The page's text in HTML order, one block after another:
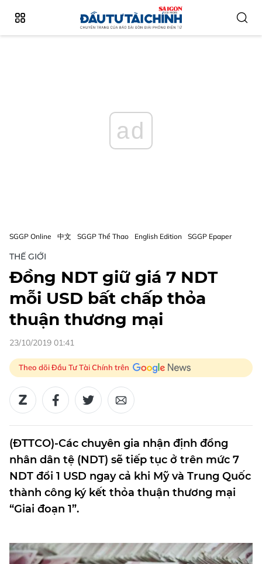
ad
SGGP Online 中文 SGGP Thể Thao English Edition SGGP Epaper
THẾ GIỚI
Đồng NDT giữ giá 7 NDT
mỗi USD bất chấp thỏa
thuận thương mại
23/10/2019 01:41
Theo dõi Đầu Tư Tài Chính trên
(ĐTTCO)-Các chuyên gia nhận định đồng
nhân dân tệ (NDT) sẽ tiếp tục ở trên mức 7
NDT đổi 1 USD ngay cả khi Mỹ và Trung Quốc
thành công ký kết thỏa thuận thương mại
“Giai đoạn 1”.